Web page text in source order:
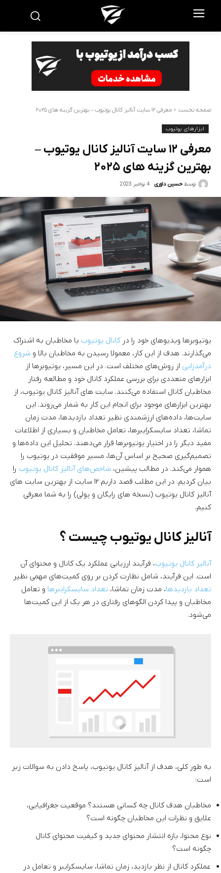
صفحه نخست معرفی ۱۲ سایت آنالیز کانال یوتیوب – بهترین گزینه های ۲۰۲۵
ابزارهای یوتیوب
معرفی ۱۲ سایت آنالیز کانال یوتیوب –
بهترین گزینه های ۲۰۲۵
توسط حسین داوری 4 نوامبر 2023
یوتیوبرها ویدیوهای خود را در کانال یوتیوب با مخاطبان به اشتراک
می‌گذارند. هدف از این کار، معمولا رسیدن به مخاطبان بالا و شروع
درآمدزایی از روش‌های مختلف است. در این مسیر، یوتیوبرها از
ابزارهای متعددی برای بررسی عملکرد کانال خود و مطالعه رفتار
مخاطبان کانال استفاده می‌کنند. سایت های آنالیز کانال یوتیوب، از
بهترین ابزارهای موجود برای انجام این کار به شمار می‌روند. این
سایت‌ها، داده‌های ارزشمندی نظیر تعداد بازدیدها، مدت زمان
تماشا، تعداد سابسکرایبرها، تعامل مخاطبان و بسیاری از اطلاعات
مفید دیگر را در اختیار یوتیوبرها قرار می‌دهند. تحلیل این داده‌ها و
تصمیم‌گیری صحیح بر اساس آن‌ها، مسیر موفقیت در یوتیوب را
هموار می‌کند. در مطالب پیشین، شاخص‌های آنالیز کانال یوتیوب را
بیان کردیم. در این مطلب قصد داریم ۱۲ سایت از بهترین سایت های
آنالیز کانال یوتیوب (نسخه های رایگان و پولی) را به شما معرفی
کنیم.
آنالیز کانال یوتیوب چیست ؟
آنالیز کانال یوتیوب، فرآیند ارزیابی عملکرد یک کانال و محتوای آن
است. این فرآیند، شامل نظارت کردن بر روی کمیت‌های مهمی نظیر
تعداد بازدیدها، مدت زمان تماشا، تعداد سابسکرایبرها و تعامل
مخاطبان و پیدا کردن الگوهای رفتاری در هر یک از این کمیت‌ها
می‌شود.
به طور کلی، هدف از آنالیز کانال یوتیوب، پاسخ دادن به سوالات زیر
است:
مخاطبان هدف کانال چه کسانی هستند؟ موقعیت جغرافیایی،
علایق و نظرات این مخاطبان چگونه است؟
نوع محتوا، بازه انتشار محتوای جدید و کیفیت محتوای کانال
چگونه است؟
عملکرد کانال از نظر بازدید، زمان تماشا، سابسکرایبر و تعامل در